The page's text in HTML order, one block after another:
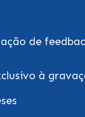
de
à